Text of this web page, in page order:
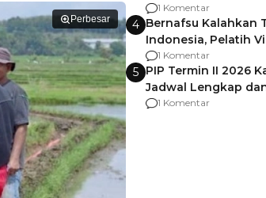
Perbesar
Kena hingga 75%
1 Komentar
4 Bernafsu Kalahkan
Indonesia, Pelatih
Berencana Pakai
1 Komentar
5 PIP Termin II 2026
Jadwal Lengkap
agar Dana Tidak
1 Komentar